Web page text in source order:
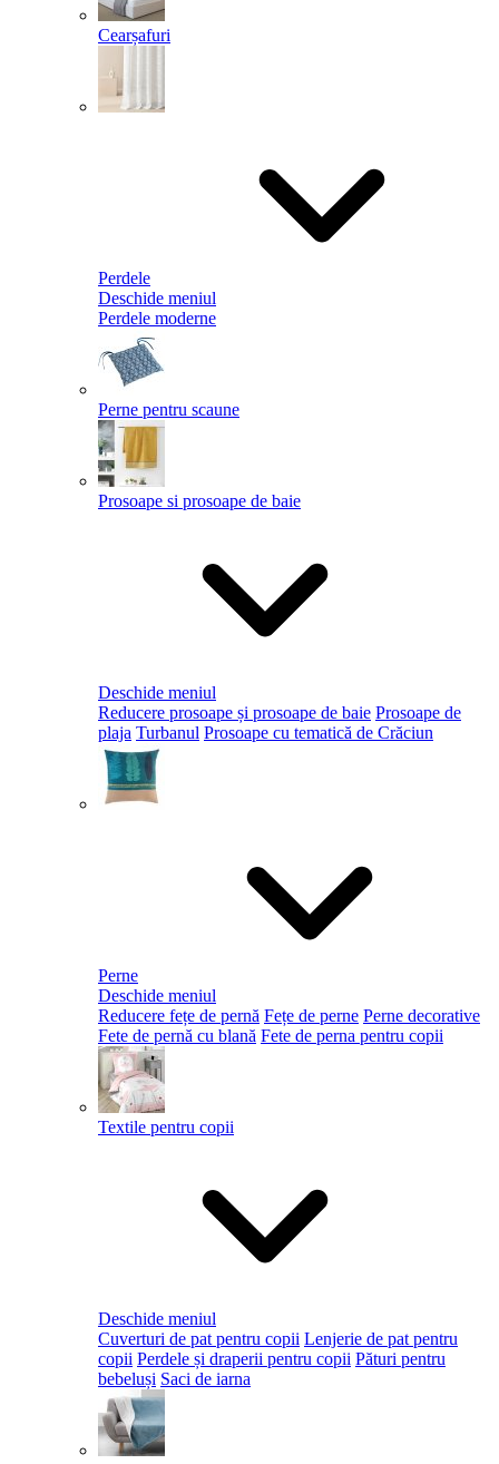
Cearșafuri
Perdele
Deschide meniul
Perdele moderne
Perne pentru scaune
Prosoape si prosoape de baie
Deschide meniul
Reducere prosoape și prosoape de baie Prosoape de
plaja Turbanul Prosoape cu tematică de Crăciun
Perne
Deschide meniul
Reducere fețe de pernă Fețe de perne Perne decorative
Fete de pernă cu blană Fete de perna pentru copii
Textile pentru copii
Deschide meniul
Cuverturi de pat pentru copii Lenjerie de pat pentru
copii Perdele și draperii pentru copii Pături pentru
bebeluși Saci de iarna